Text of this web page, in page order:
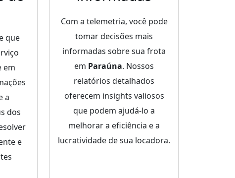
que
em
a
dos
e
Com a telemetria, você pode
tomar decisões mais
informadas sobre sua frota
em Paraúna. Nossos
relatórios detalhados
oferecem insights valiosos
que podem ajudá-lo a
melhorar a eficiência e a
lucratividade de sua locadora.